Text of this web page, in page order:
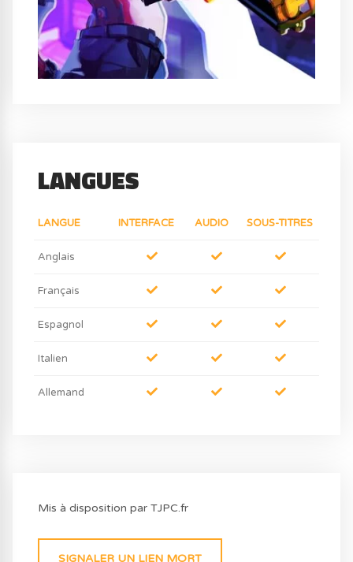
LANGUES
LANGUE INTERFACE AUDIO SOUS-TITRES
Anglais
Français
Espagnol
Italien
Allemand
Mis à disposition par TJPC.fr
SIGNALER UN LIEN MORT